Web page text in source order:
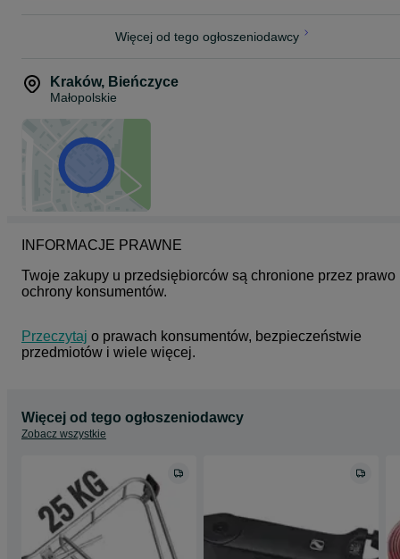
Więcej od tego ogłoszeniodawcy
Kraków, Bieńczyce
Małopolskie
INFORMACJE PRAWNE
Twoje zakupy u przedsiębiorców są chronione przez prawo
ochrony konsumentów.
Przeczytaj o prawach konsumentów, bezpieczeństwie
przedmiotów i wiele więcej.
Więcej od tego ogłoszeniodawcy
Zobacz wszystkie